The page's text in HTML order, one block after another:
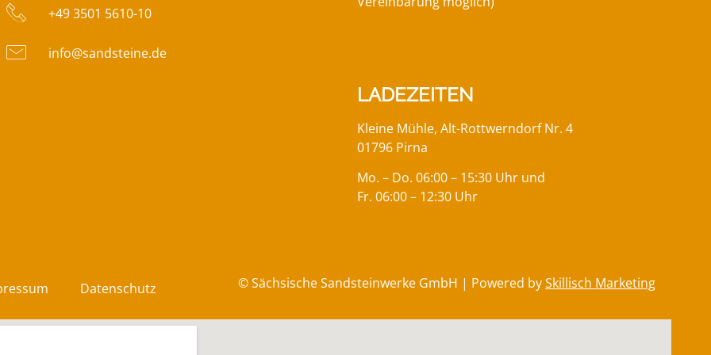
+49 3501 5610-10
info@sandsteine.de
LADEZEITEN
Kleine Mühle, Alt-Rottwerndorf Nr. 4
01796 Pirna
Mo. – Do. 06:00 – 15:30 Uhr und
Fr. 06:00 – 12:30 Uhr
Datenschutz © Sächsische Sandsteinwerke GmbH | Powered bySkillisch Marketing